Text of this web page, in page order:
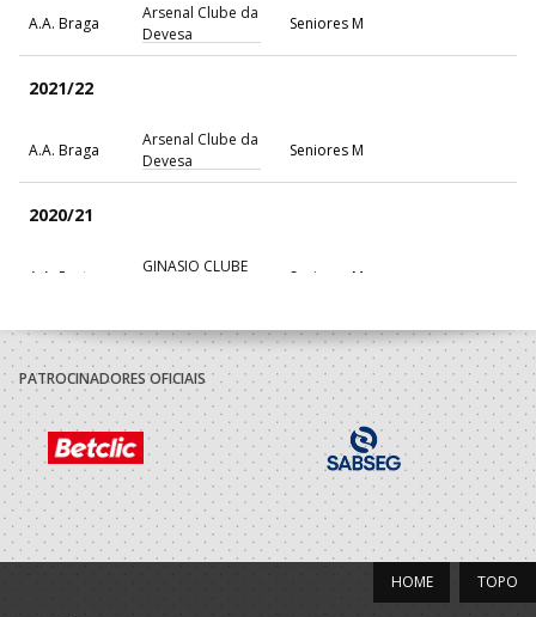
A.A. Braga
Arsenal Clube da
Devesa
Seniores M
2021/22
A.A. Braga
Arsenal Clube da
Devesa
Seniores M
2020/21
A.A. Porto
GINASIO CLUBE
Seniores M
A.A. Braga
ABC Braga
Andebol Sad
Seniores M
2019/20
A.A. Braga
ABC Braga
Andebol Sad
Juniores M / Seniores M
2018/19
SUB 18 M - And Praia / Seniores M -
PATROCINADORES OFICIAIS
TOPO
HOME